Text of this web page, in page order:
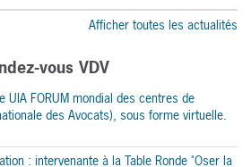
Afficher toutes les actualités
vous VDV
UIA FORUM mondial des centres de
des Avocats), sous forme virtuelle.
: intervenante à la Table Ronde "Oser la